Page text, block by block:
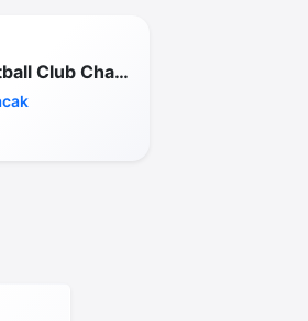
SEGA Football Club Champions